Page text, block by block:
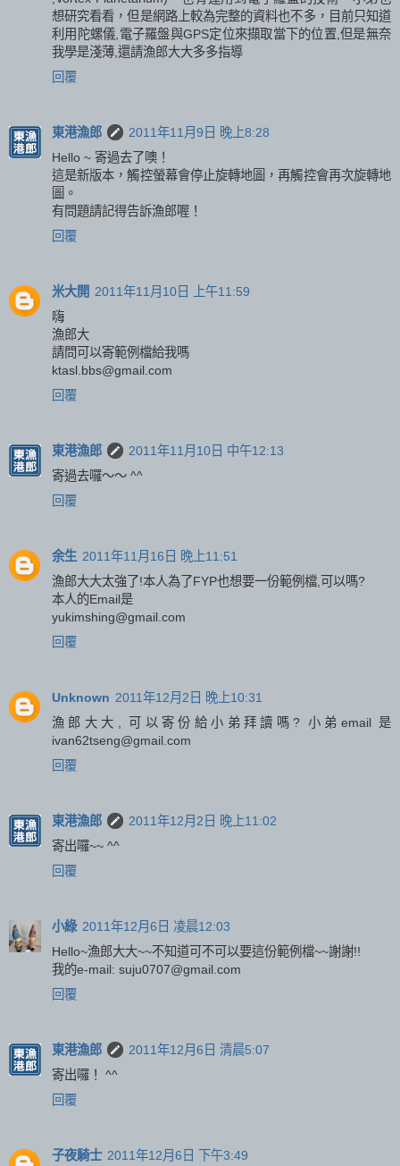
想研究看看，但是網路上較為完整的資料也不多，目前只知道
利用陀螺儀,電子羅盤與GPS定位來擷取當下的位置,但是無奈
我學是淺薄,還請漁郎大大多多指導
回覆
東港漁郎
2011年11月9日 晚上8:28
Hello ~ 寄過去了噢！
這是新版本，觸控螢幕會停止旋轉地圖，再觸控會再次旋轉地
圖。
有問題請記得告訴漁郎喔！
回覆
米大開 2011年11月10日 上午11:59
嗨
漁郎大
請問可以寄範例檔給我嗎
ktasl.bbs@gmail.com
回覆
東港漁郎
2011年11月10日 中午12:13
寄過去囉～～ ^^
回覆
余生 2011年11月16日 晚上11:51
漁郎大大太強了!本人為了FYP也想要一份範例檔,可以嗎?
本人的Email是
yukimshing@gmail.com
回覆
Unknown 2011年12月2日 晚上10:31
漁郎大大, 可以寄份給小弟拜讀嗎? 小弟email 是
ivan62tseng@gmail.com
回覆
東港漁郎
2011年12月2日 晚上11:02
寄出囉~~ ^^
回覆
小綠 2011年12月6日 凌晨12:03
Hello~漁郎大大~~不知道可不可以要這份範例檔~~謝謝!!
我的e-mail: suju0707@gmail.com
回覆
東港漁郎
2011年12月6日 清晨5:07
寄出囉！ ^^
回覆
子夜騎士 2011年12月6日 下午3:49